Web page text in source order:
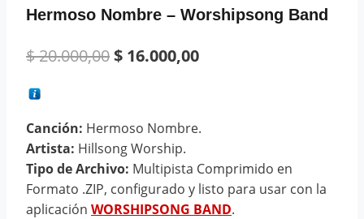
Hermoso Nombre – Worshipsong Band
$20.000,00$ 16.000,00
Canción: Hermoso Nombre.
Artista: Hillsong Worship.
Tipo de Archivo: Multipista Comprimido en
Formato .ZIP, configurado y listo para usar con la
aplicación WORSHIPSONG BAND.